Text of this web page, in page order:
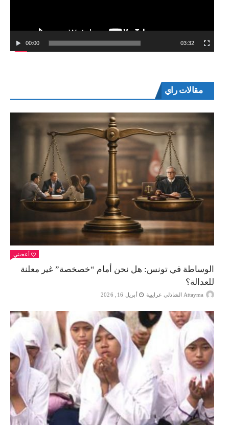
00:00 03:32
مقالات راي
أعجبني
الوساطة في تونس: هل نحن أمام “خصخصة” غير معلنة
للعدالة؟
Attayma الشاذلي عرايبية أبريل 16, 2026